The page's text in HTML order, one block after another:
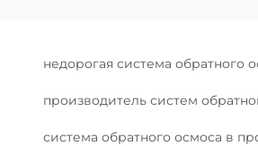
недорогая система обратного
производитель систем
система обратного осмоса в